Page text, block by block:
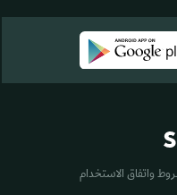
واتفاق الاستخدام